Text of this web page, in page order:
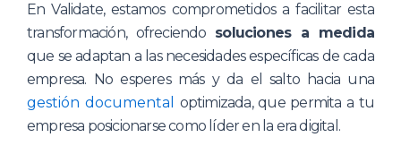
En Validate, estamos comprometidos a facilitar esta
transformación, ofreciendo soluciones a medida
que se adaptan a las necesidades específicas de cada
empresa. No esperes más y da el salto hacia una
gestión documental
optimizada, que permita a tu
empresa posicionarse como líder en la era digital.